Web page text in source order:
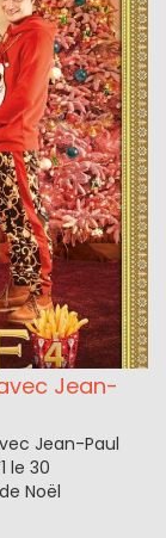
Jean-
Jean-Paul
le 30
Noël